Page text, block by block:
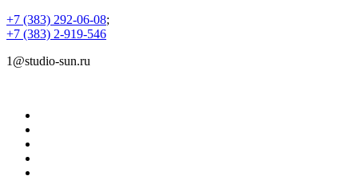
+7 (383) 292-06-08;
+7 (383) 2-919-546
1@studio-sun.ru